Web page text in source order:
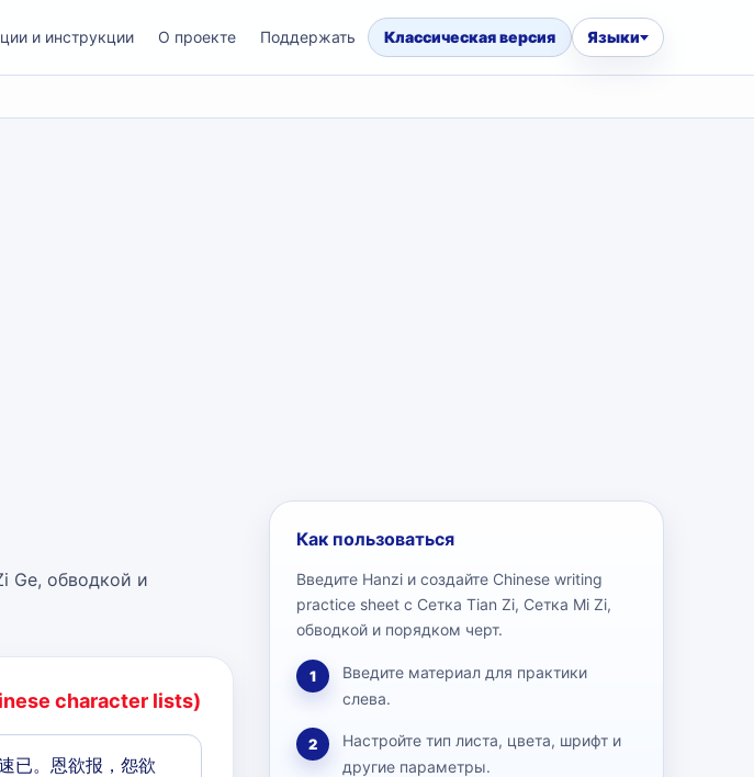
и инструкции О проекте Поддержать Классическая версия Языки
Ge, обводкой и
character lists)
Как пользоваться
Введите Hanzi и создайте Chinese writing
practice sheet с Сетка Tian Zi, Сетка Mi Zi,
обводкой и порядком черт.
1
Введите материал для практики
слева.
2
Настройте тип листа, цвета, шрифт и
другие параметры.